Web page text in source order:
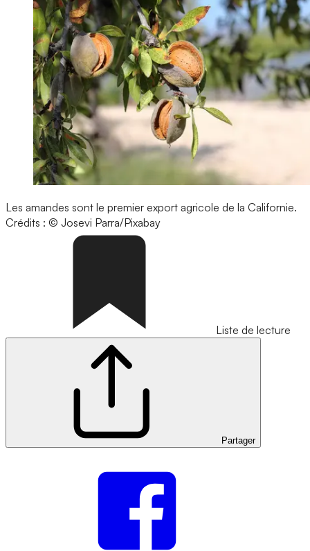
Les amandes sont le premier export agricole de la Californie.
Crédits : © Josevi Parra/Pixabay
Liste de lecture
Partager